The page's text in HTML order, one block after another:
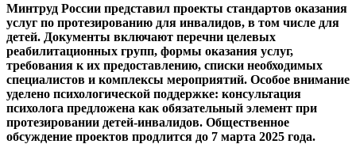
Минтруд России представил проекты стандартов оказания
услуг по протезированию для инвалидов, в том числе для
детей. Документы включают перечни целевых
реабилитационных групп, формы оказания услуг,
требования к их предоставлению, списки необходимых
специалистов и комплексы мероприятий. Особое внимание
уделено психологической поддержке: консультация
психолога предложена как обязательный элемент при
протезировании детей-инвалидов. Общественное
обсуждение проектов продлится до 7 марта 2025 года.